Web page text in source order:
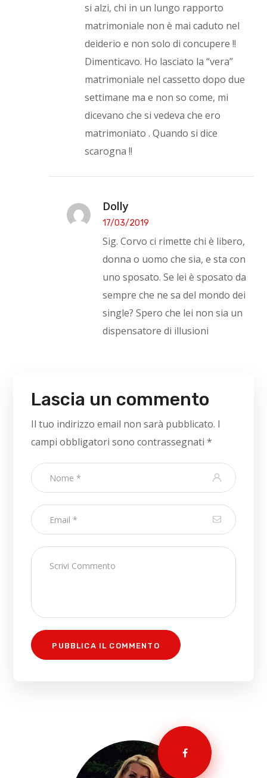
si alzi, chi in un lungo rapporto
matrimoniale non è mai caduto nel
deiderio e non solo di concupere !!
Dimenticavo. Ho lasciato la “vera”
matrimoniale nel cassetto dopo due
settimane ma e non so come, mi
dicevano che si vedeva che ero
matrimoniato . Quando si dice
scarogna !!
Dolly
17/03/2019
Sig. Corvo ci rimette chi è libero,
donna o uomo che sia, e sta con
uno sposato. Se lei è sposato da
sempre che ne sa del mondo dei
single? Spero che lei non sia un
dispensatore di illusioni
Lascia un commento
Il tuo indirizzo email non sarà pubblicato. I
campi obbligatori sono contrassegnati*